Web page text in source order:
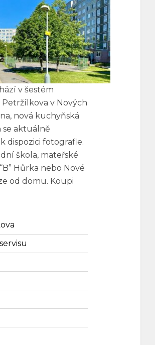
v šestém
v Nových
nová kuchyňská
se aktuálně
dispozici fotografie.
škola, mateřské
Hůrka nebo Nové
od domu. Koupi